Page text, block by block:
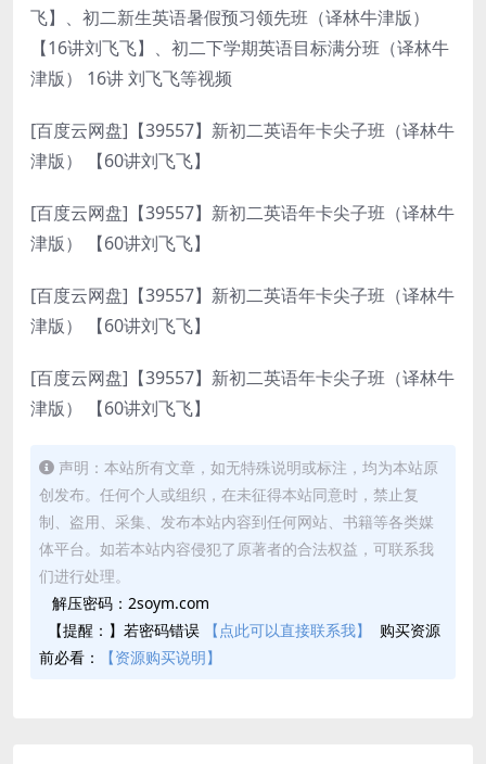
飞】、初二新生英语暑假预习领先班（译林牛津版）
【16讲刘飞飞】、初二下学期英语目标满分班（译林牛
津版） 16讲 刘飞飞等视频
[百度云网盘]【39557】新初二英语年卡尖子班（译林牛
津版） 【60讲刘飞飞】
[百度云网盘]【39557】新初二英语年卡尖子班（译林牛
津版） 【60讲刘飞飞】
[百度云网盘]【39557】新初二英语年卡尖子班（译林牛
津版） 【60讲刘飞飞】
[百度云网盘]【39557】新初二英语年卡尖子班（译林牛
津版） 【60讲刘飞飞】
声明：本站所有文章，如无特殊说明或标注，均为本站原
创发布。任何个人或组织，在未征得本站同意时，禁止复
制、盗用、采集、发布本站内容到任何网站、书籍等各类媒
体平台。如若本站内容侵犯了原著者的合法权益，可联系我
们进行处理。
解压密码：2soym.com
【提醒：】若密码错误
【点此可以直接联系我】
购买资源
前必看：
【资源购买说明】